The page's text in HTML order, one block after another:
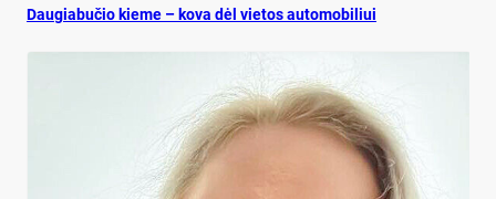
Dau­gia­bu­čio kie­me – ko­va dėl vie­tos au­to­mo­bi­liui